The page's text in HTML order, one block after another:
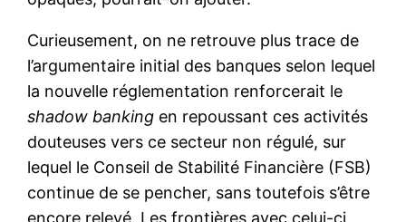
Curieusement, on ne retrouve plus trace de
l’argumentaire initial des banques selon lequel
la nouvelle réglementation renforcerait le
shadow banking en repoussant ces activités
douteuses vers ce secteur non régulé, sur
lequel le Conseil de Stabilité Financière (FSB)
continue de se pencher, sans toutefois s’être
encore relevé. Les frontières avec celui-ci